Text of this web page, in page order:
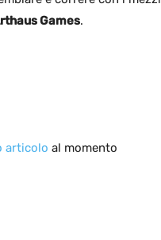
Games.
articolo al momento